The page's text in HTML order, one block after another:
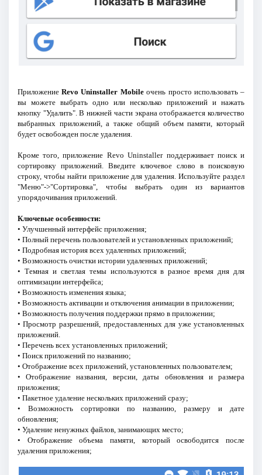
ПриложениеRevo Uninstaller Mobileочень просто использовать –
вы можете выбрать одно или несколько приложений и нажать
кнопку "Удалить". В нижней части экрана отображается количество
выбранных приложений, а также общий объем памяти, который
будет освобожден после удаления.
Кроме того, приложение Revo Uninstaller поддерживает поиск и
сортировку приложений. Введите ключевое слово в поисковую
строку, чтобы найти приложение для удаления. Используйте раздел
"Меню"->"Сортировка", чтобы выбрать один из вариантов
упорядочивания приложений.
Ключевые особенности:
• Улучшенный интерфейс приложения;
• Полный перечень пользователей и установленных приложений;
• Подробная история всех удаленных приложений;
• Возможность очистки истории удаленных приложений;
• Темная и светлая темы используются в разное время дня для
оптимизации интерфейса;
• Возможность изменения языка;
• Возможность активации и отключения анимации в приложении;
• Возможность получения поддержки прямо в приложении;
• Просмотр разрешений, предоставленных для уже установленных
приложений.
• Перечень всех установленных приложений;
• Поиск приложений по названию;
• Отображение всех приложений, установленных пользователем;
• Отображение названия, версии, даты обновления и размера
приложения;
• Пакетное удаление нескольких приложений сразу;
• Возможность сортировки по названию, размеру и дате
обновления;
• Удаление ненужных файлов, занимающих место;
• Отображение объема памяти, который освободится после
удаления приложения;